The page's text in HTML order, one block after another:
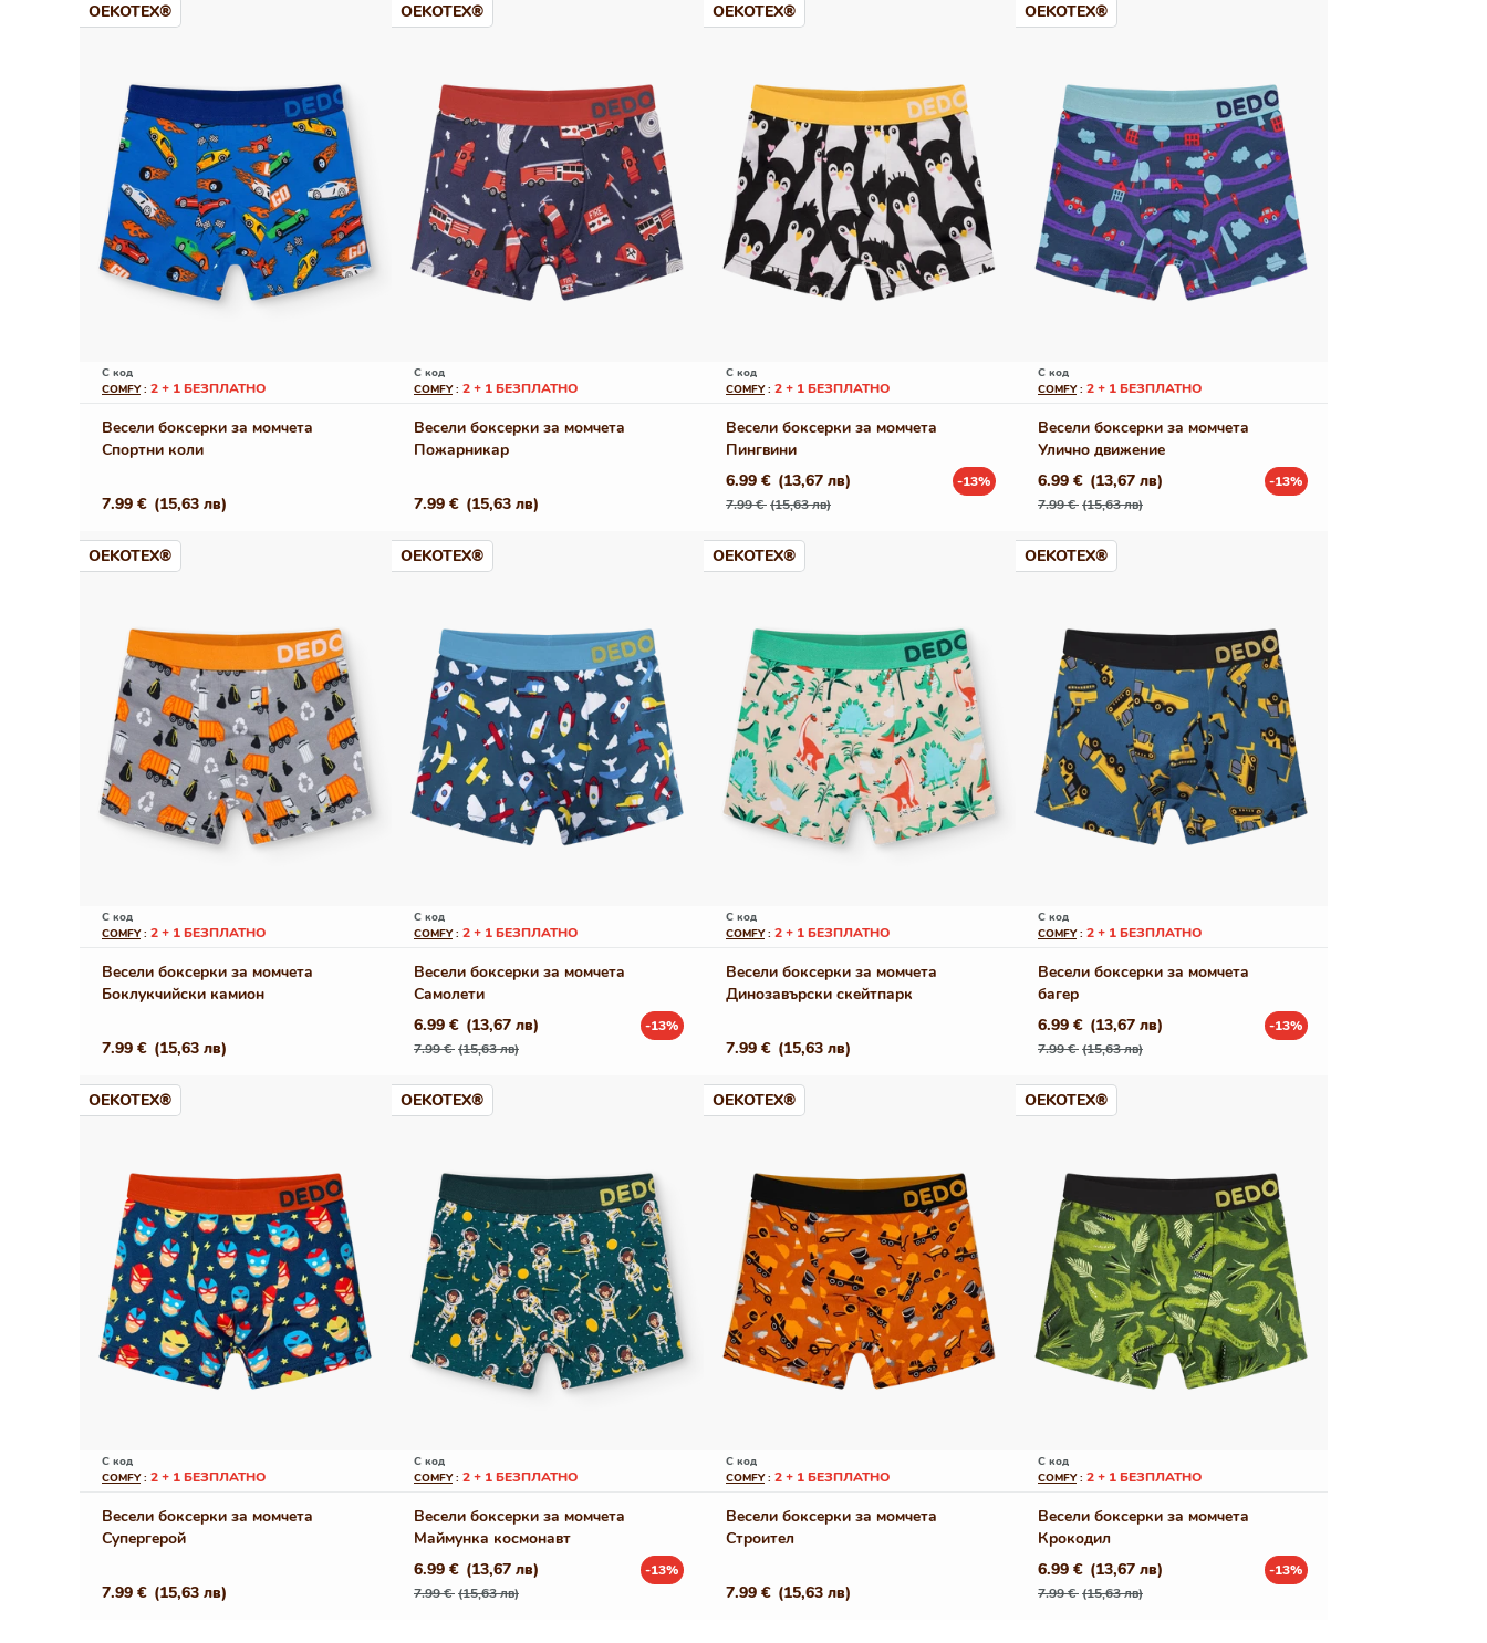
OEKOTEX®
С код
COMFY: 2 + 1 БЕЗПЛАТНО
Весели боксерки за момчета
Спортни коли
Редовна
7.99 € (15,63 лв)
OEKOTEX®
С код
COMFY: 2 + 1 БЕЗПЛАТНО
Весели боксерки за момчета
Пожарникар
Редовна
7.99 € (15,63 лв)
OEKOTEX®
С код
COMFY: 2 + 1 БЕЗПЛАТНО
Весели боксерки за момчета
Пингвини
Редовна
цена
7.99 €(15,63 лв)
Промо
цена
6.99 € (13,67 лв) -13%
OEKOTEX®
С код
COMFY: 2 + 1 БЕЗПЛАТНО
Весели боксерки за момчета
Улично движение
Редовна
цена
7.99 €(15,63 лв)
Промо
цена
6.99 € (13,67 лв) -13%
OEKOTEX®
С код
COMFY: 2 + 1 БЕЗПЛАТНО
Весели боксерки за момчета
Боклукчийски камион
Редовна
7.99 € (15,63 лв)
OEKOTEX®
С код
COMFY: 2 + 1 БЕЗПЛАТНО
Весели боксерки за момчета
Самолети
Редовна
цена
7.99 €(15,63 лв)
Промо
цена
6.99 € (13,67 лв) -13%
OEKOTEX®
С код
COMFY: 2 + 1 БЕЗПЛАТНО
Весели боксерки за момчета
Динозавърски скейтпарк
Редовна
7.99 € (15,63 лв)
OEKOTEX®
С код
COMFY: 2 + 1 БЕЗПЛАТНО
Весели боксерки за момчета
багер
Редовна
цена
7.99 €(15,63 лв)
Промо
цена
6.99 € (13,67 лв) -13%
OEKOTEX®
С код
COMFY: 2 + 1 БЕЗПЛАТНО
Весели боксерки за момчета
Супергерой
Редовна
7.99 € (15,63 лв)
OEKOTEX®
С код
COMFY: 2 + 1 БЕЗПЛАТНО
Весели боксерки за момчета
Маймунка космонавт
Редовна
цена
7.99 €(15,63 лв)
Промо
цена
6.99 € (13,67 лв) -13%
OEKOTEX®
С код
COMFY: 2 + 1 БЕЗПЛАТНО
Весели боксерки за момчета
Строител
Редовна
7.99 € (15,63 лв)
OEKOTEX®
С код
COMFY: 2 + 1 БЕЗПЛАТНО
Весели боксерки за момчета
Крокодил
Редовна
цена
7.99 €(15,63 лв)
Промо
цена
6.99 € (13,67 лв) -13%